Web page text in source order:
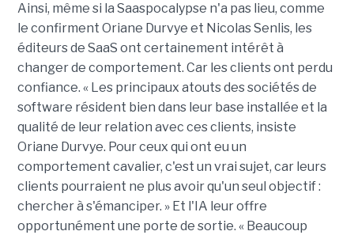
Ainsi, même si la Saaspocalypse n'a pas lieu, comme
le confirment Oriane Durvye et Nicolas Senlis, les
éditeurs de SaaS ont certainement intérêt à
changer de comportement. Car les clients ont perdu
confiance. « Les principaux atouts des sociétés de
software résident bien dans leur base installée et la
qualité de leur relation avec ces clients, insiste
Oriane Durvye. Pour ceux qui ont eu un
comportement cavalier, c'est un vrai sujet, car leurs
clients pourraient ne plus avoir qu'un seul objectif :
chercher à s'émanciper. » Et l'IA leur offre
opportunément une porte de sortie. « Beaucoup